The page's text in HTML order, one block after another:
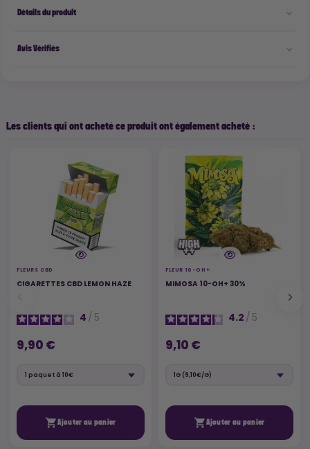
Détails du produit
Avis Vérifiés
Les clients qui ont acheté ce produit ont également acheté :
FLEURS CBD
CIGARETTES CBD LEMON HAZE
4 / 5
9,90 €
Ajouter au panier
FLEUR 10-OH+
MIMOSA 10-OH+ 30%
4.2 / 5
9,10 €
Ajouter au panier